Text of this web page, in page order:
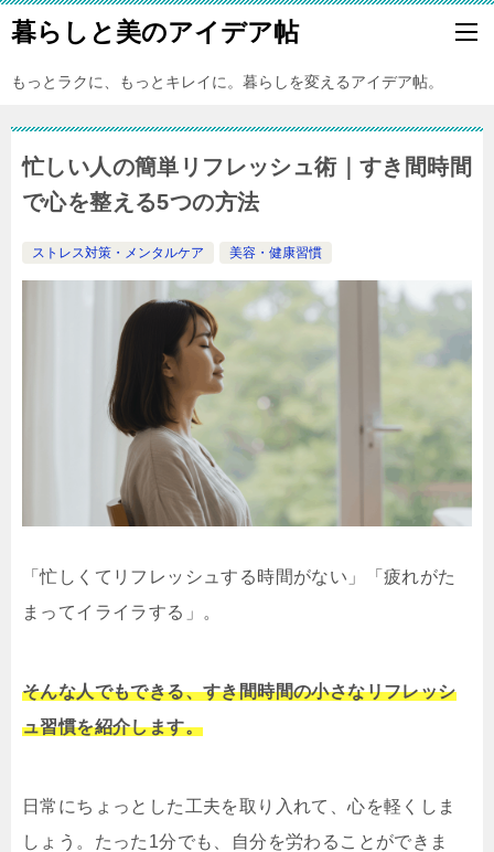
暮らしと美のアイデア帖
もっとラクに、もっとキレイに。暮らしを変えるアイデア帖。
忙しい人の簡単リフレッシュ術｜すき間時間
で心を整える5つの方法
ストレス対策・メンタルケア 美容・健康習慣
「忙しくてリフレッシュする時間がない」「疲れがた
まってイライラする」。
そんな人でもできる、すき間時間の小さなリフレッシ
ュ習慣を紹介します。
日常にちょっとした工夫を取り入れて、心を軽くしま
しょう。たった1分でも、自分を労わることができま